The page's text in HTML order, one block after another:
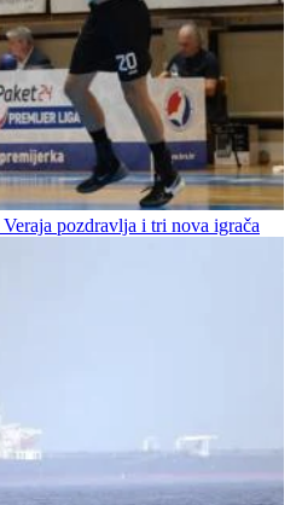
pozdravlja i tri nova igrača